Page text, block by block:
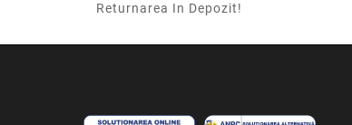
Returnarea In Depozit!